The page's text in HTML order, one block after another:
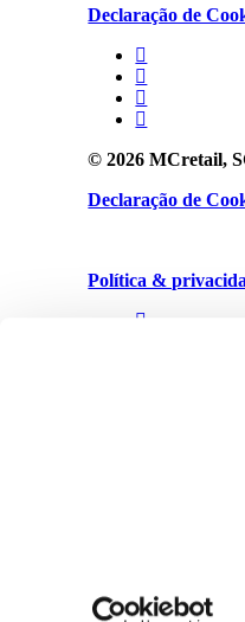
Declaração de
© 2026 MCretail,
Declaração de
Política &